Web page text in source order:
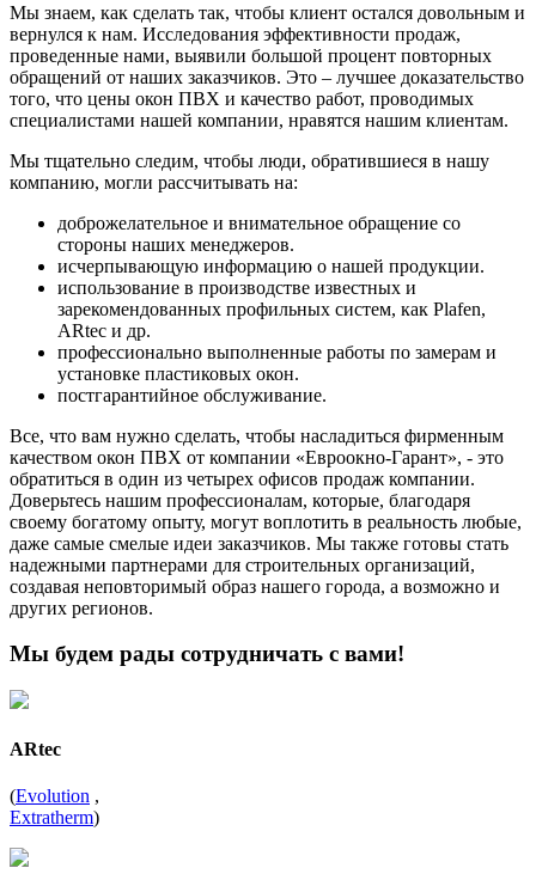
Мы знаем, как сделать так, чтобы клиент остался довольным и
вернулся к нам. Исследования эффективности продаж,
проведенные нами, выявили большой процент повторных
обращений от наших заказчиков. Это – лучшее доказательство
того, что цены окон ПВХ и качество работ, проводимых
специалистами нашей компании, нравятся нашим клиентам.
Мы тщательно следим, чтобы люди, обратившиеся в нашу
компанию, могли рассчитывать на:
доброжелательное и внимательное обращение со
стороны наших менеджеров.
исчерпывающую информацию о нашей продукции.
использование в производстве известных и
зарекомендованных профильных систем, как Plafen,
ARtec и др.
профессионально выполненные работы по замерам и
установке пластиковых окон.
постгарантийное обслуживание.
Все, что вам нужно сделать, чтобы насладиться фирменным
качеством окон ПВХ от компании «Евроокно-Гарант», - это
обратиться в один из четырех офисов продаж компании.
Доверьтесь нашим профессионалам, которые, благодаря
своему богатому опыту, могут воплотить в реальность любые,
даже самые смелые идеи заказчиков. Мы также готовы стать
надежными партнерами для строительных организаций,
создавая неповторимый образ нашего города, а возможно и
других регионов.
Мы будем рады сотрудничать с вами!
ARtec
(Evolution ,
Extratherm)